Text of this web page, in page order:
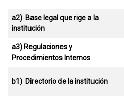
a2) Base legal que rige a la
institución
a3) Regulaciones y
Procedimientos Internos
b1) Directorio de la institución